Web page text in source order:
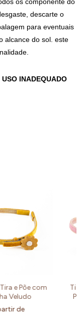
descarte o
para eventuais
alcance do sol. este
INADEQUADO
e Põe com
Veludo